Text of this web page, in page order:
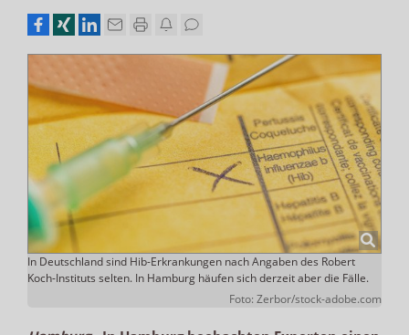
In Deutschland sind Hib-Erkrankungen nach Angaben des Robert
Koch-Instituts selten. In Hamburg häufen sich derzeit aber die Fälle.
Foto: Zerbor/stock-adobe.com